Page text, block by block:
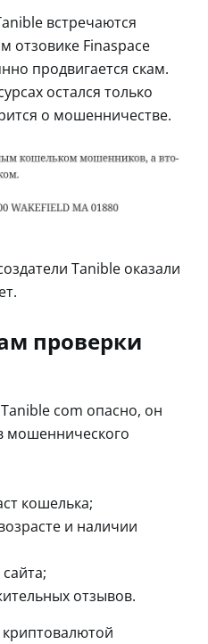
встречаются
отзовике Finaspace
продвигается скам.
остался только
о мошенничестве.
Tanible оказали
проверки
com опасно, он
мошеннического
кошелька;
и наличии
отзывов.